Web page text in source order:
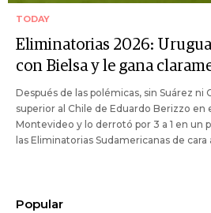
TODAY
Eliminatorias 2026:
con Bielsa y le gana
Después de las polémicas, sin Suárez ni
superior al Chile de Eduardo Berizzo en
Montevideo y lo derrotó por 3 a 1 en un
las Eliminatorias Sudamericanas de
Popular